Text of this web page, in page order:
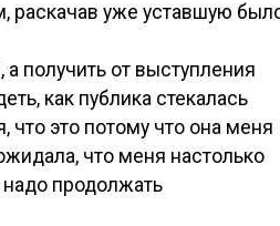
раскачав уже уставшую
получить от выступления
как публика стекалась
что это потому что она меня
что меня настолько
надо продолжать